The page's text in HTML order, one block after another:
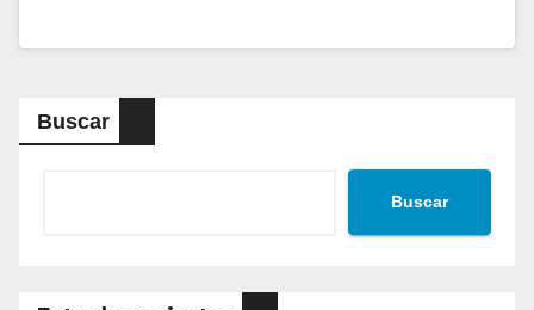
Buscar
Buscar